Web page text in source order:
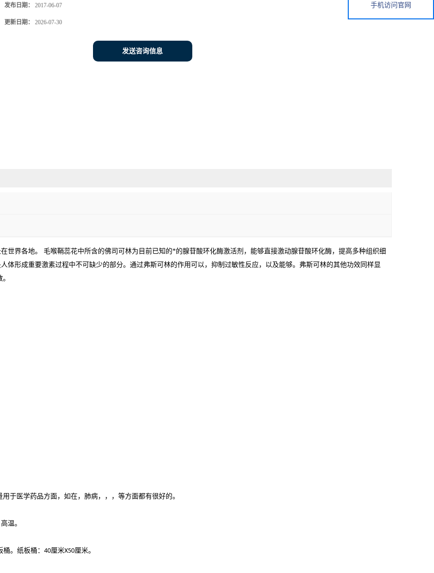
发布日期： 2017-06-07
更新日期： 2026-07-30
发送咨询信息
世界各地。
毛喉鞘蕊花中所含的佛司可林为目前已知的*的腺苷酸环化酶激活剂，能够直接激动腺苷酸环化酶，提高多种组织细
体形成重要激素过程中不可缺少的部分。通过弗斯可林的作用可以，抑制过敏性反应，以及能够。弗斯可林的其他功效同样显
于医学药品方面，如在，肺病，，，等方面都有很好的。
温。
桶。纸板桶： 40厘米X50厘米。
手机访问官网